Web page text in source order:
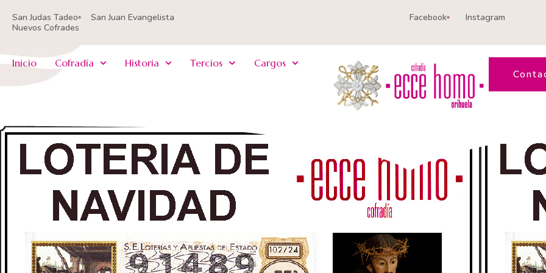
San Judas Tadeo
San Juan Evangelista
Nuevos Cofrades
Facebook Instagram
Inicio Cofradía Historia Tercios Cargos